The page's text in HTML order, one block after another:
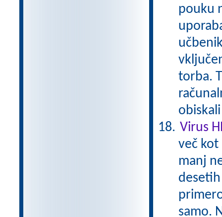
pouku
torba.
Virus
več kot
manj
samo.